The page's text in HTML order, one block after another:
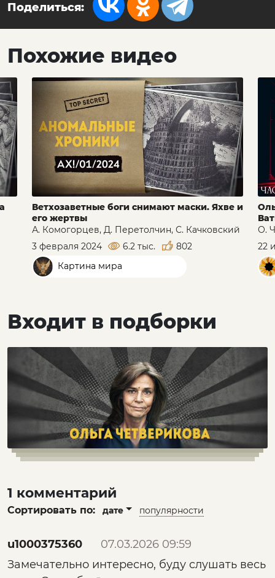
Поделиться:
Похожие видео
Ветхозаветные боги снимают маски. Яхве и
его жертвы
А. Комогорцев, Д. Перетолчин, С. Качковский
3 февраля 2024
6.2 тыс.
802
Картина мира
О.
22
Входит в подборки
1 комментарий
Сортировать по: дате популярности
u1000375360
07.03.2026 09:59
Замечательно интересно, буду слушать весь